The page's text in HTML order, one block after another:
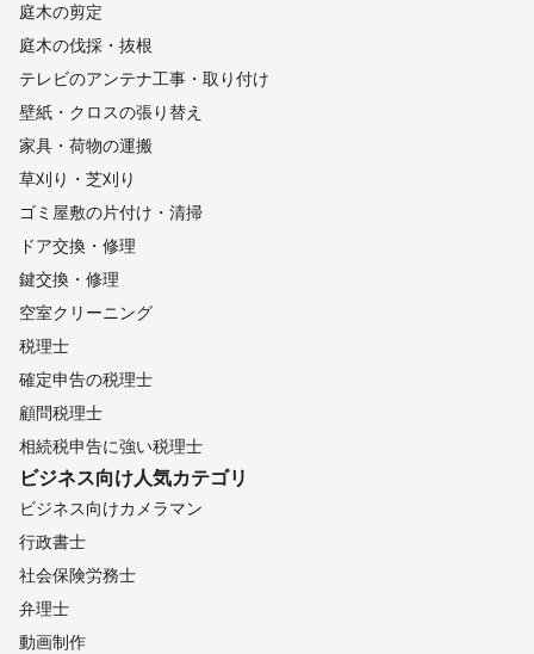
庭木の剪定
庭木の伐採・抜根
テレビのアンテナ工事・取り付け
壁紙・クロスの張り替え
家具・荷物の運搬
草刈り・芝刈り
ゴミ屋敷の片付け・清掃
ドア交換・修理
鍵交換・修理
空室クリーニング
税理士
確定申告の税理士
顧問税理士
相続税申告に強い税理士
ビジネス向け人気カテゴリ
ビジネス向けカメラマン
行政書士
社会保険労務士
弁理士
動画制作